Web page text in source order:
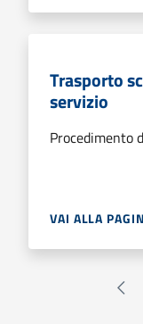
Trasporto
servizio
Procedimento
VAI ALLA